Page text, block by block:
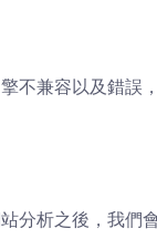
不兼容以及錯誤
分析之後，我們